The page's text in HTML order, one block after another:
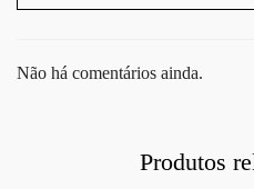
Não há comentários ainda.
Produtos